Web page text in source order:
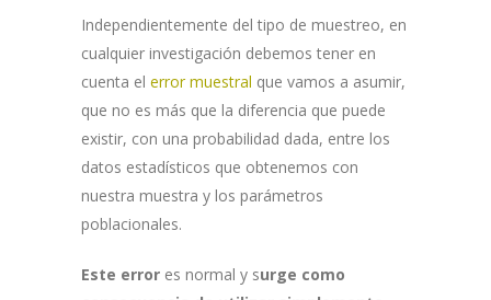
Independientemente del tipo de muestreo, en
cualquier investigación debemos tener en
cuenta el error muestral que vamos a asumir,
que no es más que la diferencia que puede
existir, con una probabilidad dada, entre los
datos estadísticos que obtenemos con
nuestra muestra y los parámetros
poblacionales.
Este error es normal y surge como